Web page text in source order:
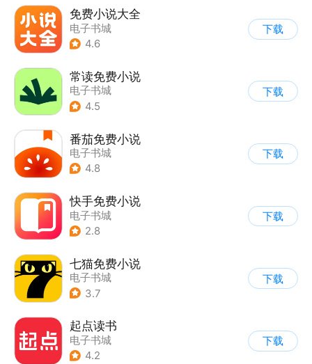
免费小说大全
电子书城
4.6
下载
常读免费小说
电子书城
4.5
下载
番茄免费小说
电子书城
4.8
下载
快手免费小说
电子书城
2.8
下载
七猫免费小说
电子书城
3.7
下载
起点读书
电子书城
4.2
下载